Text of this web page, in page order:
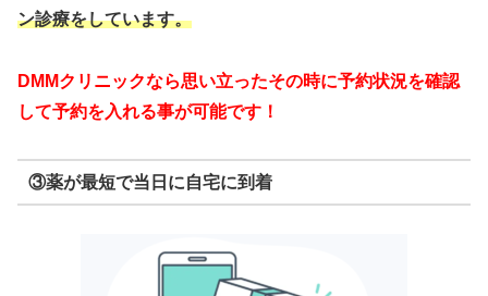
ン診療をしています。
DMMクリニックなら思い立ったその時に予約状況を確認
して予約を入れる事が可能です！
③薬が最短で当日に自宅に到着